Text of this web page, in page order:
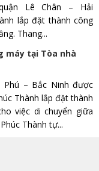
Lê Chân – Hải
lắp đặt thành công
Thang...
máy tại Tòa nhà
– Bắc Ninh được
Thành lắp đặt thành
việc di chuyển giữa
Thành tự...